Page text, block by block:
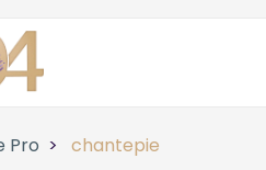
Pro chantepie